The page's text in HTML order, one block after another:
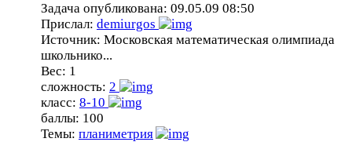
Задача опубликована: 09.05.09 08:50
Прислал: demiurgos
Источник: Московская математическая олимпиада
школьнико...
Вес: 1
сложность: 2
класс: 8-10
баллы: 100
Темы: планиметрия